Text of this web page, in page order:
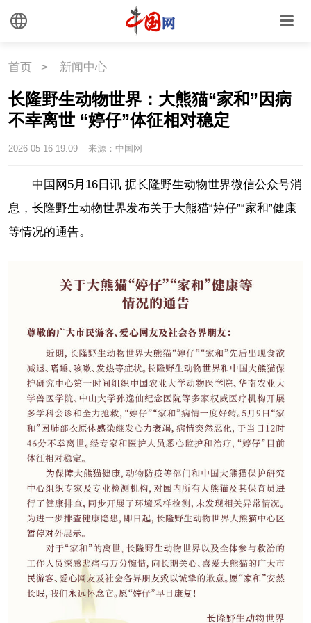
国情
国情
海洋 草原 湾区
首页 > 新闻中心
长隆野生动物世界：大熊猫“家和”因病
不幸离世 “婷仔”体征相对稳定
2026-05-16 19:09 来源：中国网
中国网5月16日讯 据长隆野生动物世界微信公众号消
息，长隆野生动物世界发布关于大熊猫“婷仔”“家和”健康
等情况的通告。